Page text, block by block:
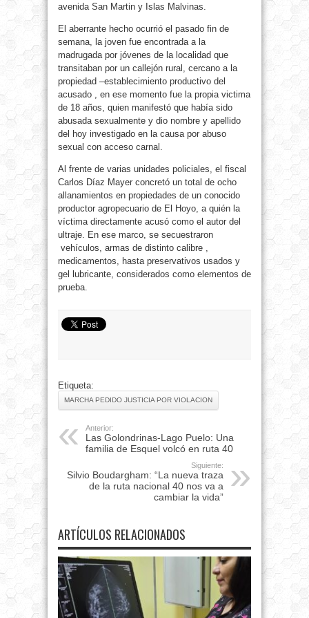
avenida San Martin y Islas Malvinas.
El aberrante hecho ocurrió el pasado fin de
semana, la joven fue encontrada a la
madrugada por jóvenes de la localidad que
transitaban por un callejón rural, cercano a la
propiedad –establecimiento productivo del
acusado , en ese momento fue la propia victima
de 18 años, quien manifestó que había sido
abusada sexualmente y dio nombre y apellido
del hoy investigado en la causa por abuso
sexual con acceso carnal.
Al frente de varias unidades policiales, el fiscal
Carlos Díaz Mayer concretó un total de ocho
allanamientos en propiedades de un conocido
productor agropecuario de El Hoyo, a quién la
víctima directamente acusó como el autor del
ultraje. En ese marco, se secuestraron
vehículos, armas de distinto calibre ,
medicamentos, hasta preservativos usados y
gel lubricante, considerados como elementos de
prueba.
Etiqueta:
MARCHA PEDIDO JUSTICIA POR VIOLACION
Anterior:
Las Golondrinas-Lago Puelo: Una
familia de Esquel volcó en ruta 40
Siguiente:
Silvio Boudargham: “La nueva traza
de la ruta nacional 40 nos va a
cambiar la vida”
ARTÍCULOS RELACIONADOS